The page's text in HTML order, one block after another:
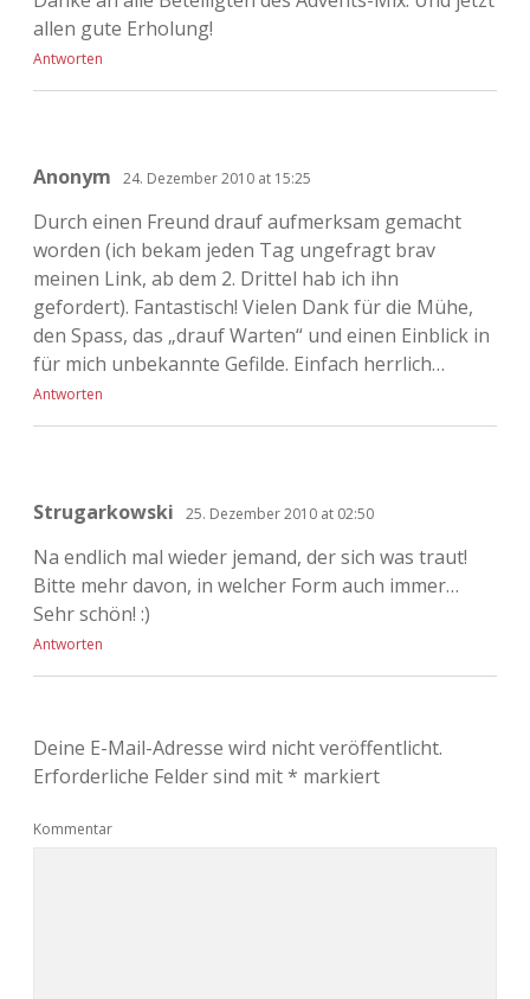
allen gute Erholung!
Antworten
Anonym 24. Dezember 2010 at 15:25
Durch einen Freund drauf aufmerksam gemacht
worden (ich bekam jeden Tag ungefragt brav
meinen Link, ab dem 2. Drittel hab ich ihn
gefordert). Fantastisch! Vielen Dank für die Mühe,
den Spass, das „drauf Warten“ und einen Einblick in
für mich unbekannte Gefilde. Einfach herrlich…
Antworten
Strugarkowski 25. Dezember 2010 at 02:50
Na endlich mal wieder jemand, der sich was traut!
Bitte mehr davon, in welcher Form auch immer…
Sehr schön! :)
Antworten
Deine E-Mail-Adresse wird nicht veröffentlicht.
Erforderliche Felder sind mit* markiert
Kommentar